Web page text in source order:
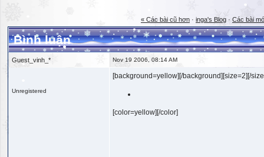
« Các bài cũ hơn · inga's Blog · Các bài
Bình luận
Guest_vinh_* Nov 19 2006, 08:14 AM
Unregistered
[background=yellow][/background][size=2][/
[color=yellow][/color]